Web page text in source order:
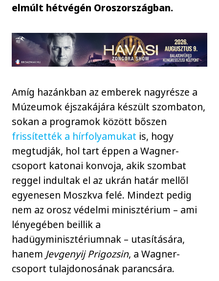
elmúlt hétvégén Oroszországban.
Amíg hazánkban az emberek nagyrésze a
Múzeumok éjszakájára készült szombaton,
sokan a programok között bőszen
frissítették a hírfolyamukat is, hogy
megtudják, hol tart éppen a Wagner-
csoport katonai konvoja, akik szombat
reggel indultak el az ukrán határ mellől
egyenesen Moszkva felé. Mindezt pedig
nem az orosz védelmi minisztérium – ami
lényegében beillik a
hadügyminisztériumnak – utasítására,
hanem Jevgenyij Prigozsin, a Wagner-
csoport tulajdonosának parancsára.